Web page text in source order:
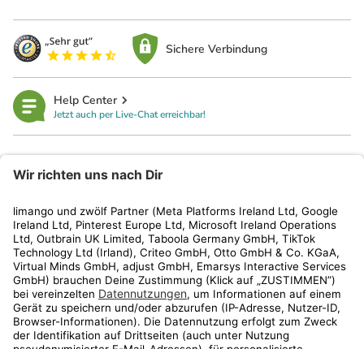
Sichere Verbindung
Help Center
Jetzt auch per Live-Chat erreichbar!
Kundenservice
Shop
Aktionen
Travel